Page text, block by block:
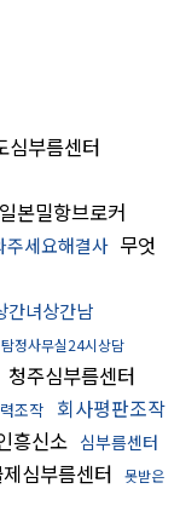
심부름센터
일본밀항브로커
주세요해결사 무엇
간녀상간남
탐정사무실24시상담
청주심부름센터
조작 회사평판조작
흥신소 심부름센터
심부름센터
못받은